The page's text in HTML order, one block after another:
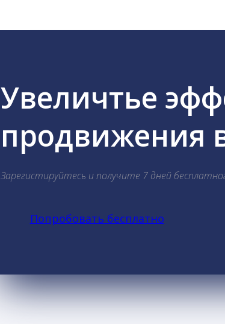
Увеличтье
продвижения
Зарегистируйтесь и получите 7 дней
Попробовать бесплатно